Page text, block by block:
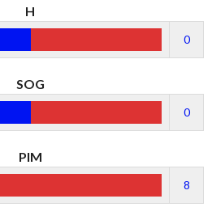
H
0
SOG
0
PIM
8